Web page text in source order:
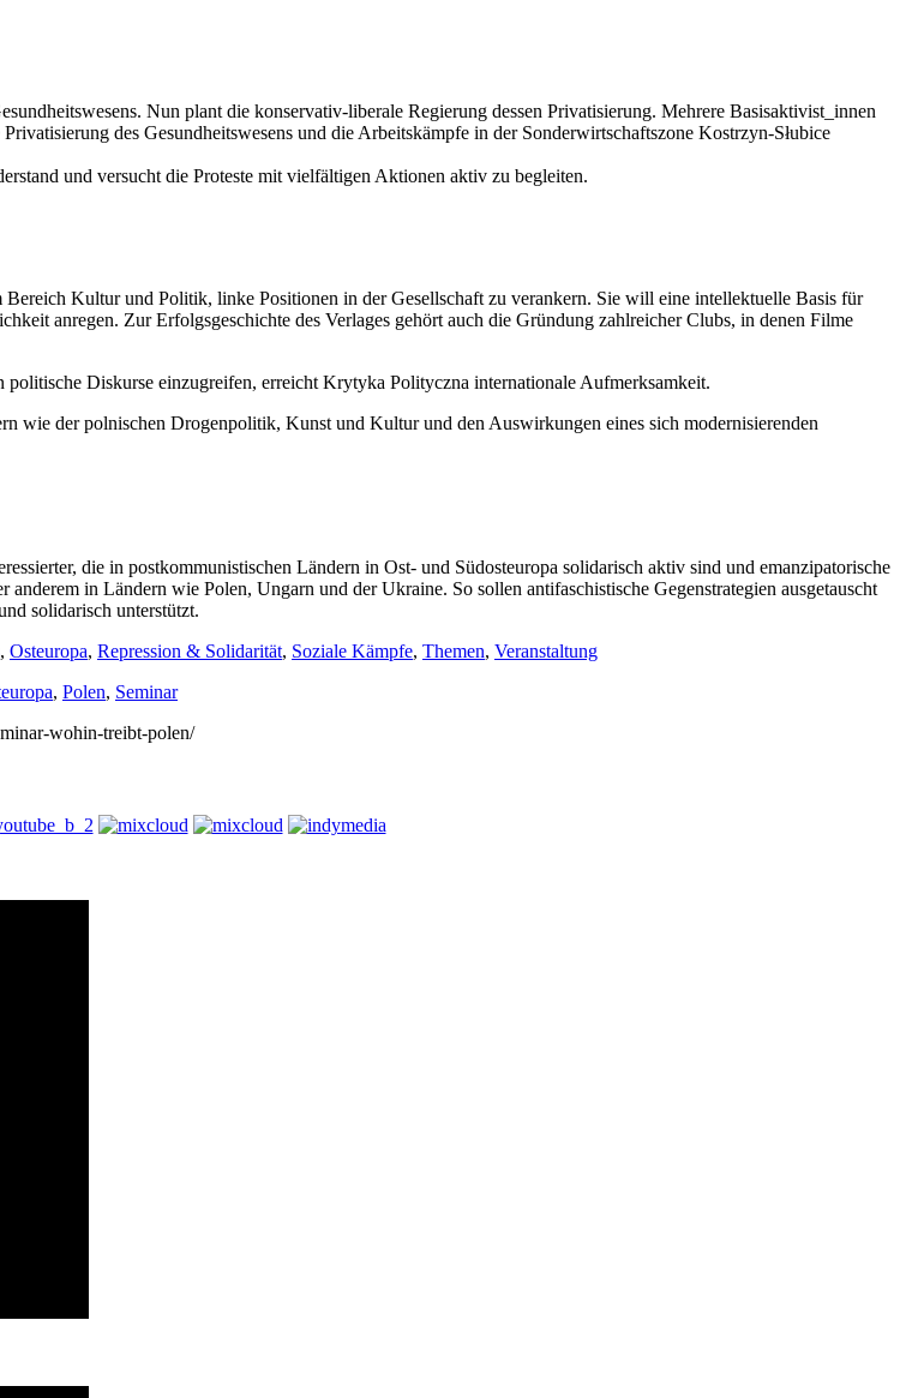
Nun plant die konservativ-liberale Regierung dessen Privatisierung. Mehrere Basisaktivist_innen
des Gesundheitswesens und die Arbeitskämpfe in der Sonderwirtschaftszone Kostrzyn-Słubice
und versucht die Proteste mit vielfältigen Aktionen aktiv zu begleiten.
Kultur und Politik, linke Positionen in der Gesellschaft zu verankern. Sie will eine intellektuelle Basis für
anregen. Zur Erfolgsgeschichte des Verlages gehört auch die Gründung zahlreicher Clubs, in denen Filme
Diskurse einzugreifen, erreicht Krytyka Polityczna internationale Aufmerksamkeit.
wie der polnischen Drogenpolitik, Kunst und Kultur und den Auswirkungen eines sich modernisierenden
die in postkommunistischen Ländern in Ost- und Südosteuropa solidarisch aktiv sind und emanzipatorische
in Ländern wie Polen, Ungarn und der Ukraine. So sollen antifaschistische Gegenstrategien ausgetauscht
solidarisch unterstützt.
, Osteuropa, Repression & Solidarität, Soziale Kämpfe, Themen, Veranstaltung
, Polen, Seminar
wohin-treibt-polen/